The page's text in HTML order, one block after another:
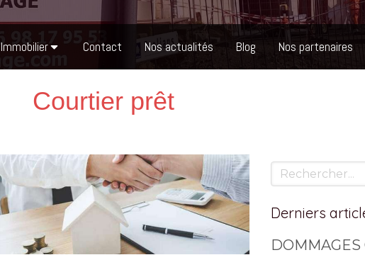
Immobilier Contact Nos actualités Blog Nos partenaires
Courtier prêt
Rechercher
Derniers
DOMMAGES